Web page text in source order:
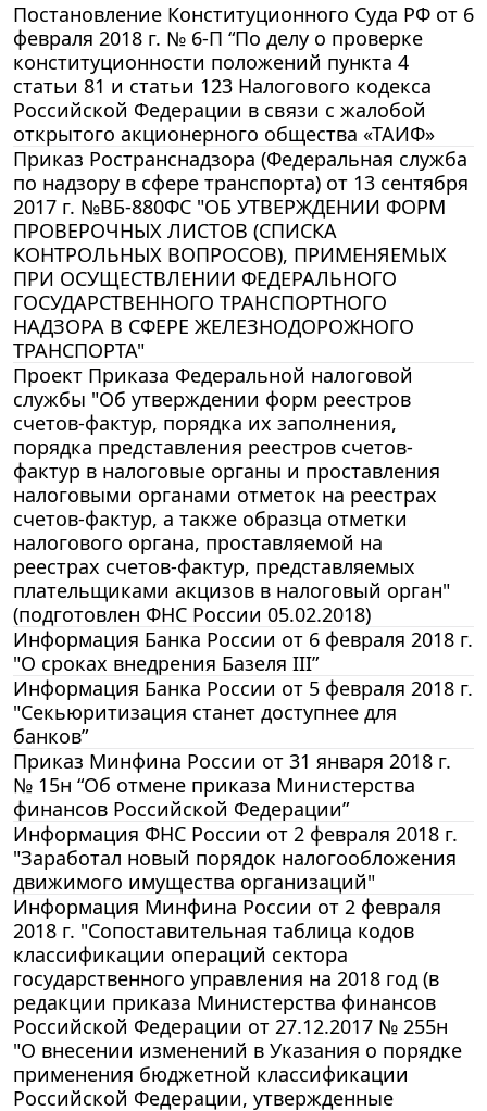
Постановление Конституционного Суда РФ от 6
февраля 2018 г. № 6-П “По делу о проверке
конституционности положений пункта 4
статьи 81 и статьи 123 Налогового кодекса
Российской Федерации в связи с жалобой
открытого акционерного общества «ТАИФ»
Приказ Ространснадзора (Федеральная служба
по надзору в сфере транспорта) от 13 сентября
2017 г. №ВБ-880ФС "ОБ УТВЕРЖДЕНИИ ФОРМ
ПРОВЕРОЧНЫХ ЛИСТОВ (СПИСКА
КОНТРОЛЬНЫХ ВОПРОСОВ), ПРИМЕНЯЕМЫХ
ПРИ ОСУЩЕСТВЛЕНИИ ФЕДЕРАЛЬНОГО
ГОСУДАРСТВЕННОГО ТРАНСПОРТНОГО
НАДЗОРА В СФЕРЕ ЖЕЛЕЗНОДОРОЖНОГО
ТРАНСПОРТА"
Проект Приказа Федеральной налоговой
службы "Об утверждении форм реестров
счетов-фактур, порядка их заполнения,
порядка представления реестров счетов-
фактур в налоговые органы и проставления
налоговыми органами отметок на реестрах
счетов-фактур, а также образца отметки
налогового органа, проставляемой на
реестрах счетов-фактур, представляемых
плательщиками акцизов в налоговый орган"
(подготовлен ФНС России 05.02.2018)
Информация Банка России от 6 февраля 2018 г.
"О сроках внедрения Базеля III”
Информация Банка России от 5 февраля 2018 г.
"Секьюритизация станет доступнее для
банков”
Приказ Минфина России от 31 января 2018 г.
№ 15н “Об отмене приказа Министерства
финансов Российской Федерации”
Информация ФНС России от 2 февраля 2018 г.
"Заработал новый порядок налогообложения
движимого имущества организаций"
Информация Минфина России от 2 февраля
2018 г. "Сопоставительная таблица кодов
классификации операций сектора
государственного управления на 2018 год (в
редакции приказа Министерства финансов
Российской Федерации от 27.12.2017 № 255н
"О внесении изменений в Указания о порядке
применения бюджетной классификации
Российской Федерации, утвержденные